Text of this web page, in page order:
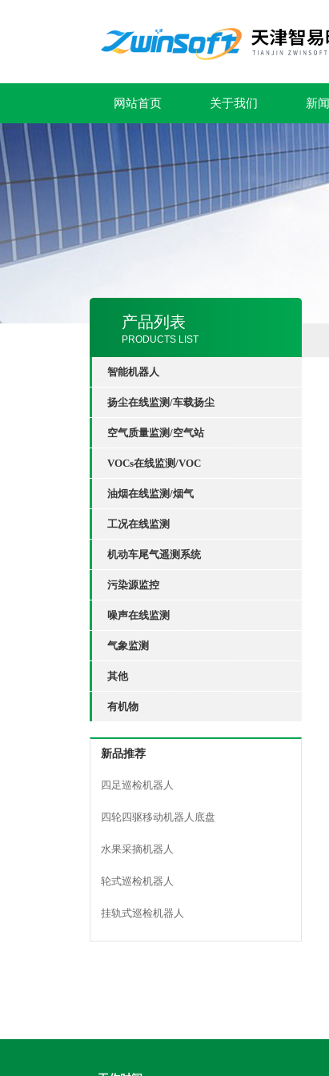
网站首页 关于我们 新
产品列表
PRODUCTS LIST
智能机器人
扬尘在线监测/车载扬尘
空气质量监测/空气站
VOCs在线监测/VOC
油烟在线监测/烟气
工况在线监测
机动车尾气遥测系统
污染源监控
噪声在线监测
气象监测
其他
有机物
新品推荐
四足巡检机器人
四轮四驱移动机器人底盘
水果采摘机器人
轮式巡检机器人
挂轨式巡检机器人